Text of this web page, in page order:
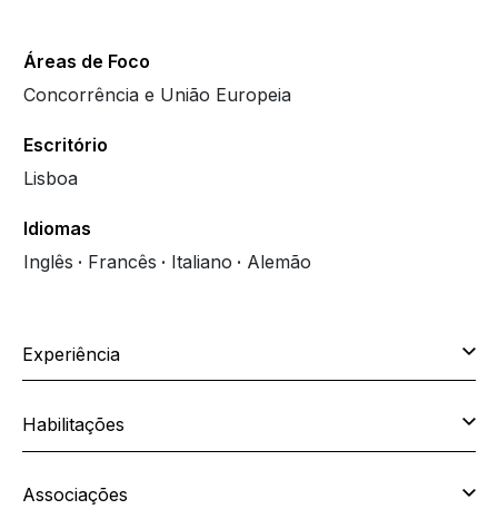
Áreas de Foco
Concorrência e União Europeia
Escritório
Lisboa
Idiomas
Inglês
Francês Italiano Alemão
Experiência
Habilitações
Associações